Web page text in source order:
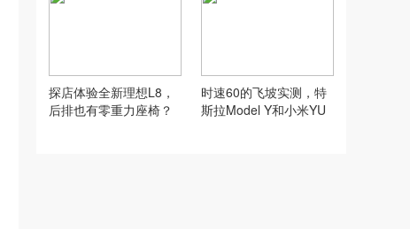
探店体验全新理想L8，
后排也有零重力座椅？
时速60的飞坡实测，特
斯拉Model Y和小米YU